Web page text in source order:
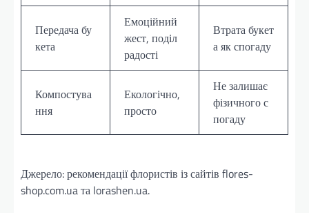
Передача бу
кета
Емоційний
жест, поділ
радості
Втрата букет
а як спогаду
Компостува
ння
Екологічно,
просто
Не залишає
фізичного с
погаду
Джерело: рекомендації флористів із сайтів flores-
shop.com.ua та lorashen.ua.